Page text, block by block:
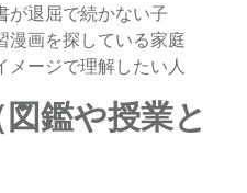
が退屈で続かない子
漫画を探している家庭
メージで理解したい人
鑑や授業と